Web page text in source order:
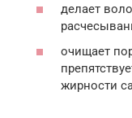
делает
очищает
жирности